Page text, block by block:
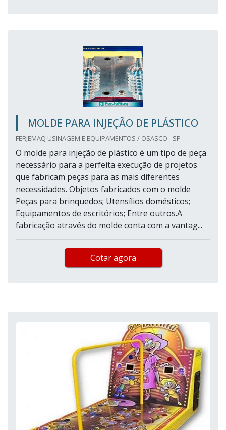
MOLDE PARA INJEÇÃO DE PLÁSTICO
FERJEMAQ USINAGEM E EQUIPAMENTOS / OSASCO - SP
O molde para injeção de plástico é um tipo de peça
necessário para a perfeita execução de projetos
que fabricam peças para as mais diferentes
necessidades. Objetos fabricados com o molde
Peças para brinquedos; Utensílios domésticos;
Equipamentos de escritórios; Entre outros.A
fabricação através do molde conta com a vantag...
Cotar agora